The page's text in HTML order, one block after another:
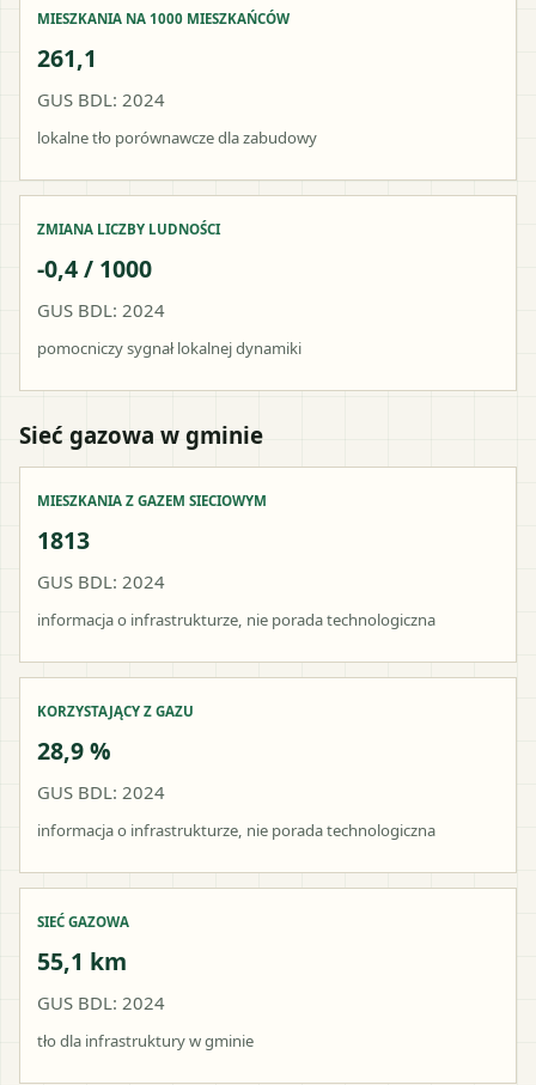
MIESZKANIA NA 1000 MIESZKAŃCÓW
261,1
GUS BDL: 2024
lokalne tło porównawcze dla zabudowy
ZMIANA LICZBY LUDNOŚCI
-0,4 / 1000
GUS BDL: 2024
pomocniczy sygnał lokalnej dynamiki
Sieć gazowa w gminie
MIESZKANIA Z GAZEM SIECIOWYM
1813
GUS BDL: 2024
informacja o infrastrukturze, nie porada technologiczna
KORZYSTAJĄCY Z GAZU
28,9 %
GUS BDL: 2024
informacja o infrastrukturze, nie porada technologiczna
SIEĆ GAZOWA
55,1 km
GUS BDL: 2024
tło dla infrastruktury w gminie